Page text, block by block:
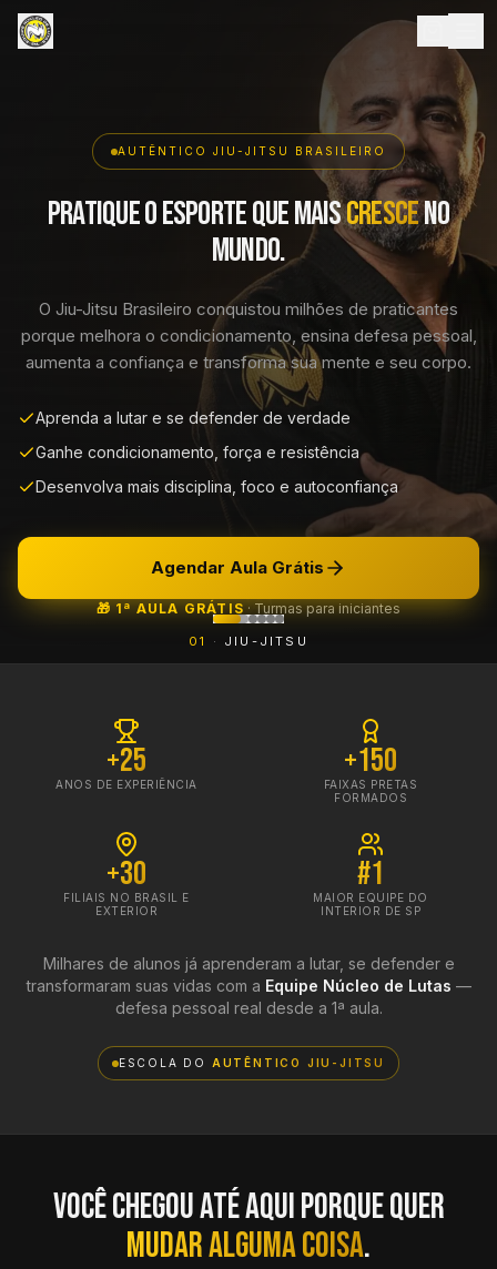
AUTÊNTICO JIU-JITSU BRASILEIRO
Pratique o esporte que maiscresceno
mundo.
O Jiu-Jitsu Brasileiro conquistou milhões de praticantes
porque melhora o condicionamento, ensina defesa pessoal,
aumenta a confiança e transforma sua mente e seu corpo.
Aprenda a lutar e se defender de verdade
Ganhe condicionamento, força e resistência
Desenvolva mais disciplina, foco e autoconfiança
Agendar Aula Grátis
🎁 1ª AULA GRÁTIS·Turmas para iniciantes
01 · JIU-JITSU
+25
ANOS DE EXPERIÊNCIA
+150
FAIXAS PRETAS
FORMADOS
+30
FILIAIS NO BRASIL E
EXTERIOR
#1
MAIOR EQUIPE DO
INTERIOR DE SP
Milhares de alunos já aprenderam a lutar, se defender e
transformaram suas vidas com a Equipe Núcleo de Lutas —
defesa pessoal real desde a 1ª aula.
ESCOLA DO AUTÊNTICO JIU-JITSU
Você chegou até aqui porque quer
mudar alguma coisa.